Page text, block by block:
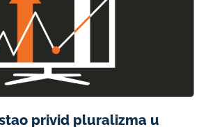
privid pluralizma u